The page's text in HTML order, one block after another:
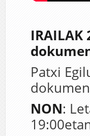
Patxi
NON: